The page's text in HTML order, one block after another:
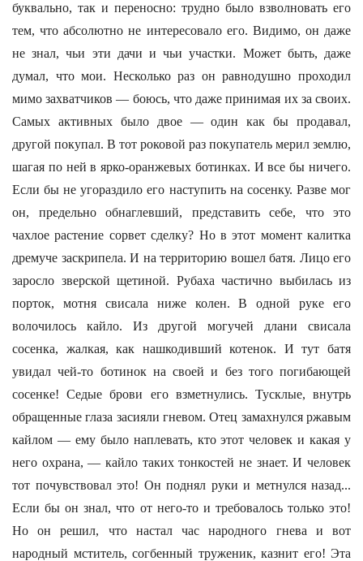
буквально, так и переносно: трудно было взволновать его
тем, что абсолютно не интересовало его. Видимо, он даже
не знал, чьи эти дачи и чьи участки. Может быть, даже
думал, что мои. Несколько раз он равнодушно проходил
мимо захватчиков — боюсь, что даже принимая их за своих.
Самых активных было двое — один как бы продавал,
другой покупал. В тот роковой раз покупатель мерил землю,
шагая по ней в ярко-оранжевых ботинках. И все бы ничего.
Если бы не угораздило его наступить на сосенку. Разве мог
он, предельно обнаглевший, представить себе, что это
чахлое растение сорвет сделку? Но в этот момент калитка
дремуче заскрипела. И на территорию вошел батя. Лицо его
заросло зверской щетиной. Рубаха частично выбилась из
порток, мотня свисала ниже колен. В одной руке его
волочилось кайло. Из другой могучей длани свисала
сосенка, жалкая, как нашкодивший котенок. И тут батя
увидал чей-то ботинок на своей и без того погибающей
сосенке! Седые брови его взметнулись. Тусклые, внутрь
обращенные глаза засияли гневом. Отец замахнулся ржавым
кайлом — ему было наплевать, кто этот человек и какая у
него охрана, — кайло таких тонкостей не знает. И человек
тот почувствовал это! Он поднял руки и метнулся назад...
Если бы он знал, что от него-то и требовалось только это!
Но он решил, что настал час народного гнева и вот
народный мститель, согбенный труженик, казнит его! Эта